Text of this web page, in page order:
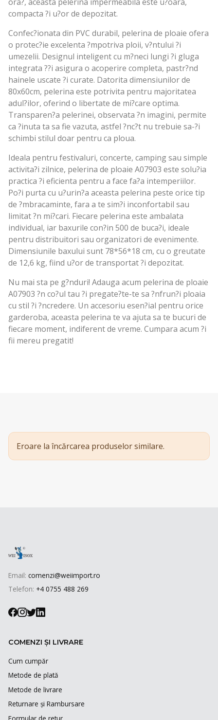
compacta ?i u?or de depozitat.
Confec?ionata din PVC durabil, pelerina de ploaie ofera
o protec?ie excelenta ?mpotriva ploii, v?ntului ?i
umezelii. Designul inteligent cu m?neci lungi ?i gluga
integrata ??i asigura o acoperire completa, pastr?nd
hainele uscate ?i curate. Datorita dimensiunilor de
80x60cm, pelerina este potrivita pentru majoritatea
adul?ilor, oferind o libertate de mi?care optima.
Transparen?a pelerinei, observata ?n imagini, permite
ca ?inuta ta sa fie vazuta, astfel ?nc?t nu trebuie sa-?i
schimbi stilul doar pentru ca ploua.
Ideala pentru festivaluri, concerte, camping sau simple
activita?i zilnice, pelerina de ploaie A07903 este solu?ia
practica ?i eficienta pentru a face fa?a intemperiilor.
Po?i purta cu u?urin?a aceasta pelerina peste orice tip
de ?mbracaminte, fara a te sim?i inconfortabil sau
limitat ?n mi?cari. Fiecare pelerina este ambalata
individual, iar baxurile con?in 500 de buca?i, ideale
pentru distribuitori sau organizatori de evenimente.
Dimensiunile baxului sunt 78*56*18 cm, cu o greutate
de 12,6 kg, fiind u?or de transportat ?i depozitat.
Nu mai sta pe g?nduri! Adauga acum pelerina de ploaie
A07903 ?n co?ul tau ?i pregate?te-te sa ?nfrun?i ploaia
cu stil ?i ?ncredere. Un accesoriu esen?ial pentru orice
garderoba, aceasta pelerina te va ajuta sa te bucuri de
fiecare moment, indiferent de vreme. Cumpara acum ?i
fii mereu pregatit!
Eroare la încărcarea produselor similare.
Email: comenzi@weiimport.ro
Telefon: +4 0755 488 269
COMENZI ȘI LIVRARE
Cum cumpăr
Metode de plată
Metode de livrare
Returnare și Rambursare